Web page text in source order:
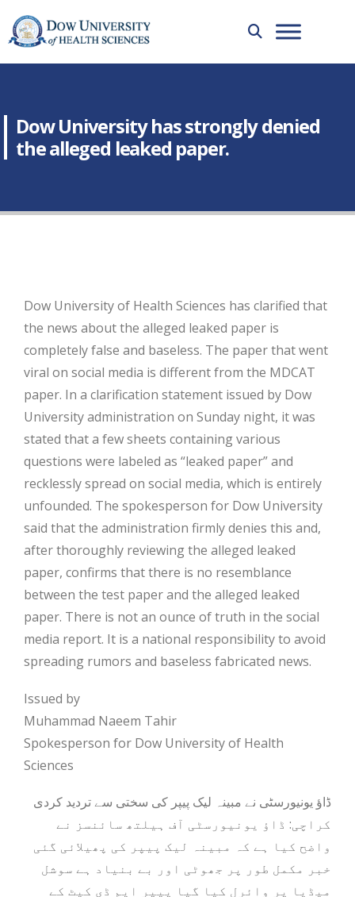
Dow University has strongly denied
the alleged leaked paper.
Dow University of Health Sciences has clarified that
the news about the alleged leaked paper is
completely false and baseless. The paper that went
viral on social media is different from the MDCAT
paper. In a clarification statement issued by Dow
University administration on Sunday night, it was
stated that a few sheets containing various
questions were labeled as “leaked paper” and
recklessly spread on social media, which is entirely
unfounded. The spokesperson for Dow University
said that the administration firmly denies this and,
after thoroughly reviewing the alleged leaked
paper, confirms that there is no resemblance
between the test paper and the alleged leaked
paper. There is not an ounce of truth in the social
media report. It is a national responsibility to avoid
spreading rumors and baseless fabricated news.
Issued by
Muhammad Naeem Tahir
Spokesperson for Dow University of Health
Sciences
ڈاؤ یونیورسٹی نے مبینہ لیک پیپر کی سختی سے تردید کردی
کراچی: ڈاؤ یونیورسٹی آف ہیلتھ سائنسز نے
واضح کیا ہے کہ مبینہ لیک پیپر کی پھیلائی گئی
خبر مکمل طور پر جھوٹی اور بے بنیاد ہے سوشل
میڈیا پر وائرل کیا گیا پیپر ایم ڈی کیٹ کے